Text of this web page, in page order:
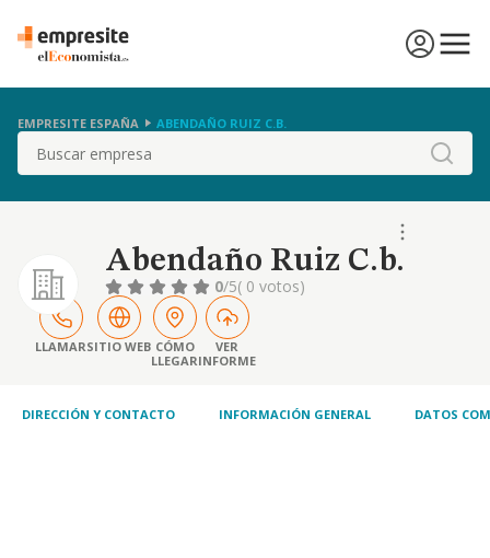
EMPRESITE ESPAÑA ABENDAÑO RUIZ C.B.
Buscar
Abendaño Ruiz C.b.
0/5( 0 votos)
LLAMARSITIO WEB CÓMO
LLEGAR
VER
INFORME
DIRECCIÓN Y CONTACTO INFORMACIÓN GENERAL DATOS